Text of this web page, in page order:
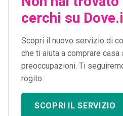
cerchi su
Scopri il nuovo servizio di
che ti aiuta a comprare
preoccupazioni. Ti
rogito.
SCOPRI IL SERVIZIO